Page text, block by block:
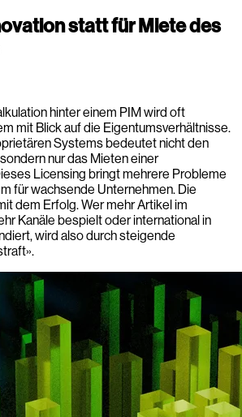
statt für Miete des
hinter einem PIM wird oft
mit Blick auf die Eigentumsverhältnisse.
Systems bedeutet nicht den
nur das Mieten einer
Licensing bringt mehrere Probleme
für wachsende Unternehmen. Die
dem Erfolg. Wer mehr Artikel im
Kanäle bespielt oder international in
wird also durch steigende